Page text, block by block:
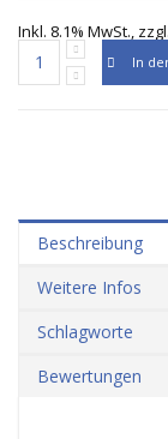
Inkl. 8.1% MwSt. zzgl.
In
Beschreibung
Weitere Infos
Schlagworte
Bewertungen